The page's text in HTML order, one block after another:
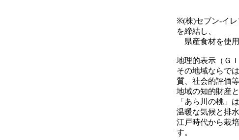
※(株)セブン‐イ
を締結し、
県産食材を使用
地理的表示（Ｇ
その地域ならで
質、社会的評価
地域の知的財産
「あら川の桃」
温暖な気候と排
江戸時代から栽
す。